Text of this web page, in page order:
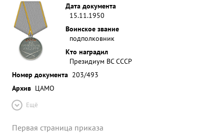
Дата документа
15.11.1950
Воинское звание
подполковник
Кто наградил
Президиум ВС СССР
Номер документа 203/493
Архив ЦАМО
Ещё
Первая страница приказа